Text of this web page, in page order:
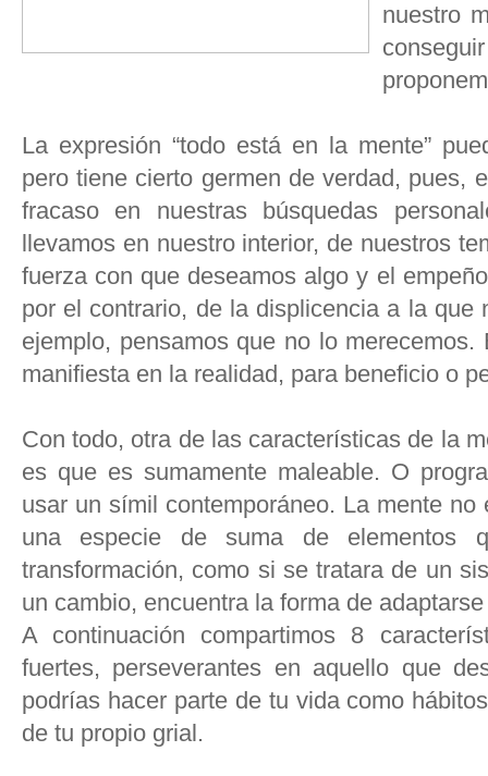
nuestro
La expresión “todo está en la mente”
pero tiene cierto germen de verdad, pues,
fracaso en nuestras búsquedas
llevamos en nuestro interior, de nuestros
fuerza con que deseamos algo y el
por el contrario, de la displicencia a la que
ejemplo, pensamos que no lo
manifiesta en la realidad, para beneficio o
Con todo, otra de las características de la
es que es sumamente maleable. O
usar un símil contemporáneo. La mente
una especie de suma de elementos
transformación, como si se tratara de un
un cambio, encuentra la forma de
A continuación compartimos 8
fuertes, perseverantes en aquello que
podrías hacer parte de tu vida como
de tu propio grial.